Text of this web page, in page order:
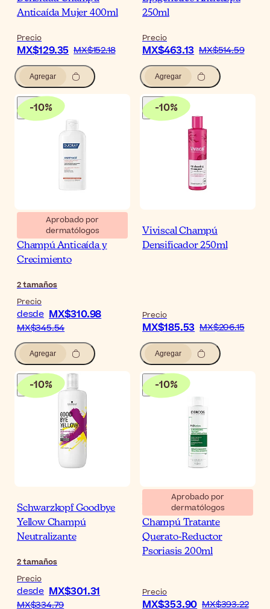
Anticaída Mujer 400ml
Precio
MX$129.35 MX$152.18
Agregar
250ml
Precio
MX$463.13 MX$514.59
Agregar
-10%
Aprobado por
dermatólogos
Ducray Anaphase
Champú Anticaída y
Crecimiento
2tamaños
Precio
desde MX$310.98
MX$345.54
Agregar
-10%
Viviscal Champú
Densificador 250ml
Precio
MX$185.53 MX$206.15
Agregar
-10%
Schwarzkopf Goodbye
Yellow Champú
Neutralizante
2tamaños
Precio
desde MX$301.31
MX$334.79
-10%
Aprobado por
dermatólogos
Vichy Dercos PSOlution
Champú Tratante
Querato-Reductor
Psoriasis 200ml
Precio
MX$353.90 MX$393.22